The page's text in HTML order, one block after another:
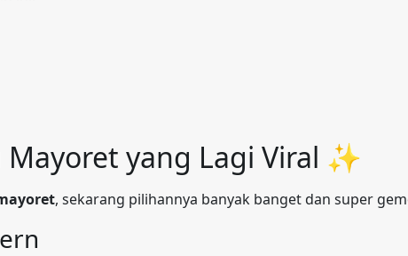
yang Lagi Viral ✨
, sekarang pilihannya banyak banget dan super